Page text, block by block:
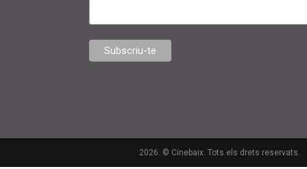
2026. © Cinebaix. Tots els drets reservats.